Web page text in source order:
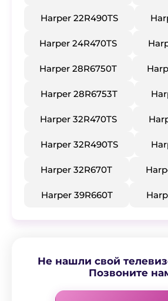
Harper 22R490TS
Harper 24R470TS
Harper 28R6750T
Harper 28R6753T
Harper 32R470TS
Harper 32R490TS
Harper 32R670T
Harper 39R660T
Не нашли свой
Позвоните